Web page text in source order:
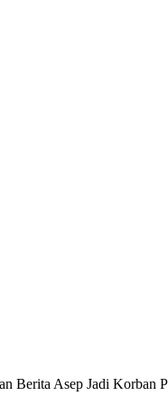
Berita Asep Jadi Korban